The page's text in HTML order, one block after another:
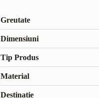
Greutate
Dimensiuni
Tip Produs
Material
Destinatie